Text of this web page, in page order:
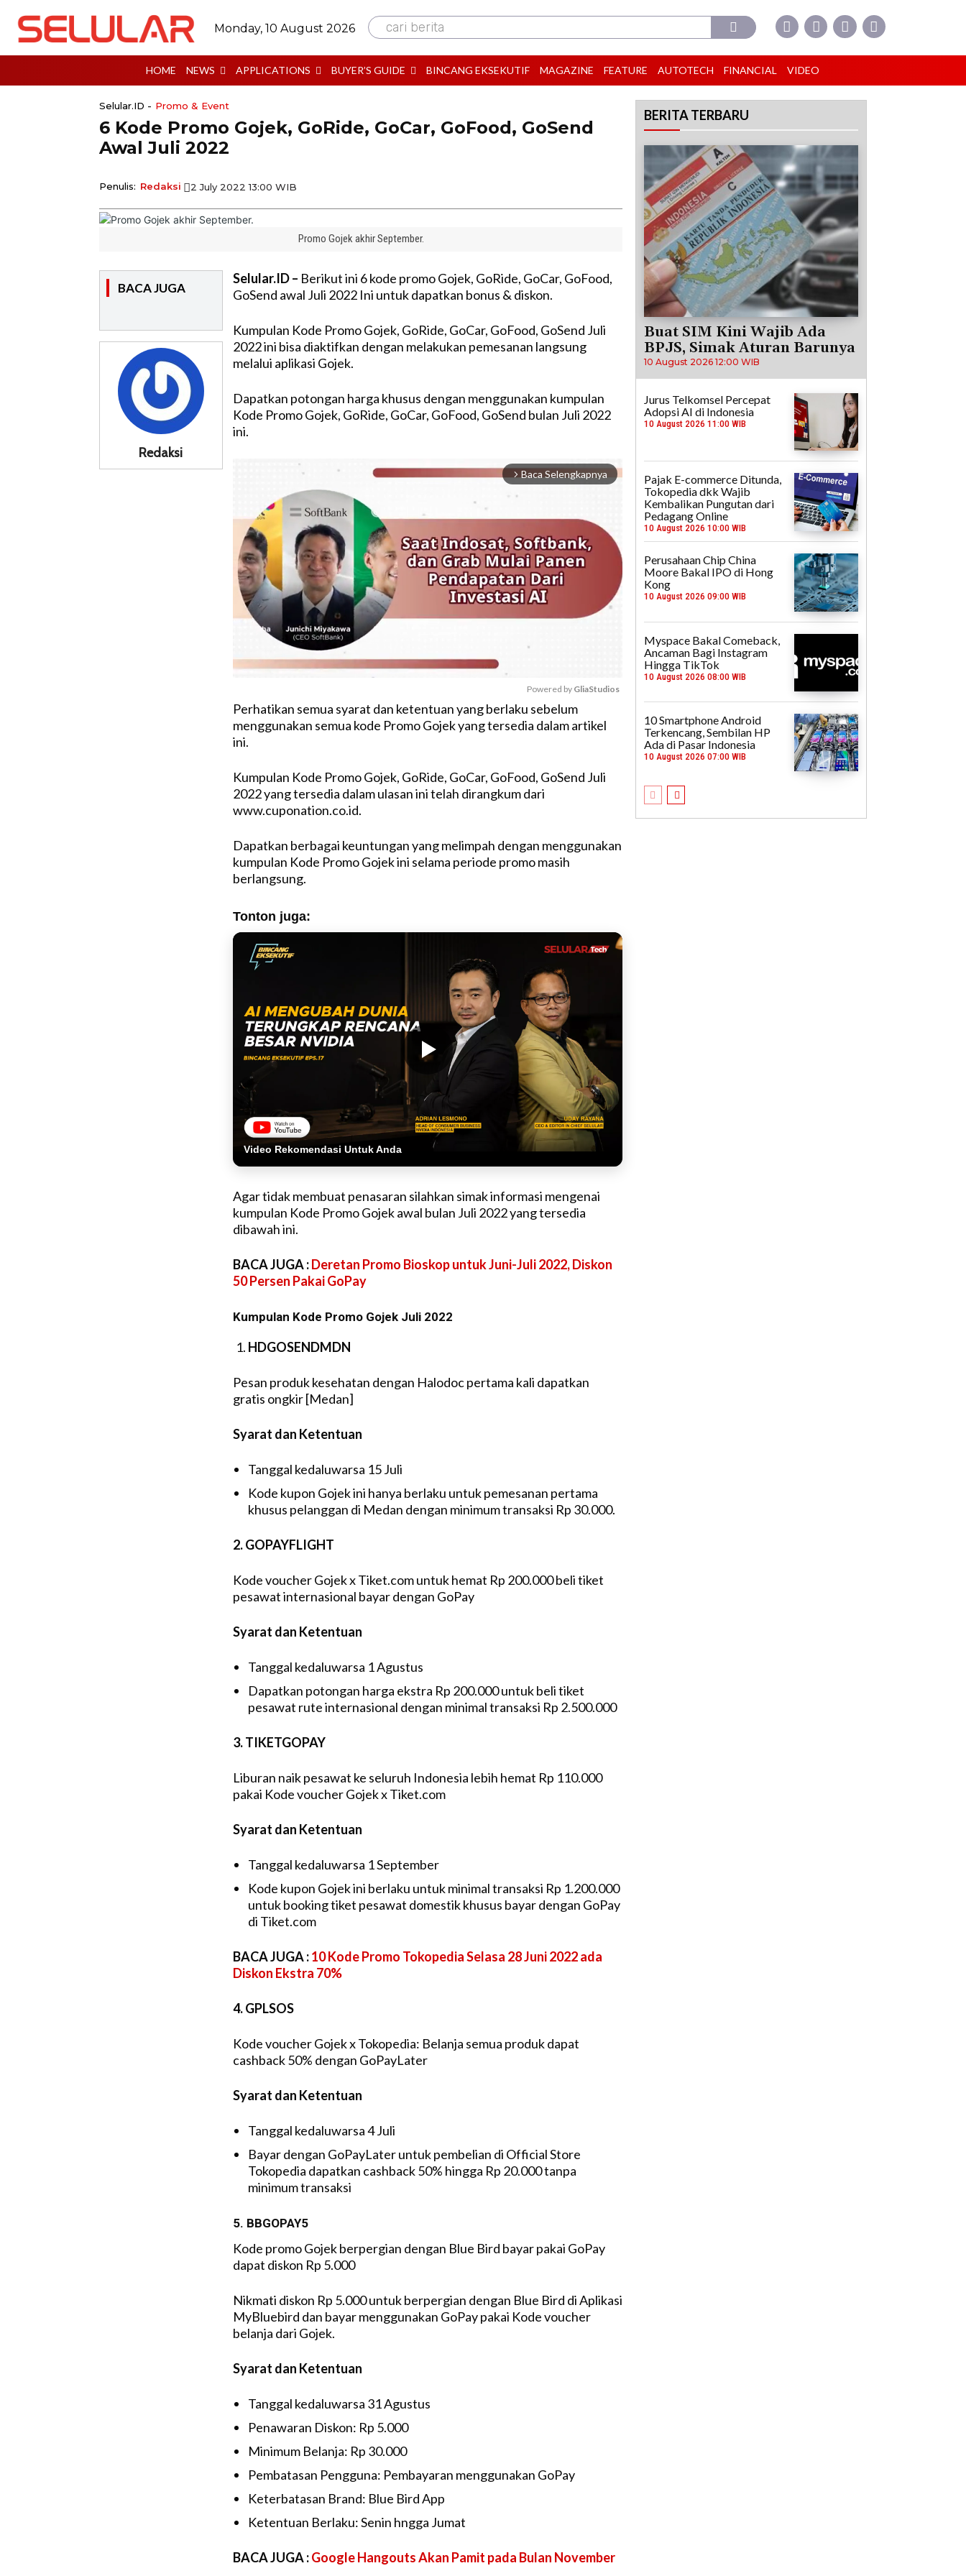
Monday, 10 August 2026 cari berita
HOME NEWS APPLICATIONS BUYER’S GUIDE BINCANG EKSEKUTIF MAGAZINE FEATURE AUTOTECH FINANCIAL VIDEO
Selular.ID - Promo & Event
6 Kode Promo Gojek, GoRide, GoCar, GoFood, GoSend
Awal Juli 2022
Penulis: Redaksi 2 July 2022 13:00 WIB
Promo Gojek akhir September.
BACA JUGA
Redaksi
Selular.ID – Berikut ini 6 kode promo Gojek, GoRide, GoCar, GoFood,
GoSend awal Juli 2022 Ini untuk dapatkan bonus & diskon.
Kumpulan Kode Promo Gojek, GoRide, GoCar, GoFood, GoSend Juli
2022 ini bisa diaktifkan dengan melakukan pemesanan langsung
melalui aplikasi Gojek.
Dapatkan potongan harga khusus dengan menggunakan kumpulan
Kode Promo Gojek, GoRide, GoCar, GoFood, GoSend bulan Juli 2022
ini.
arrow_forward_ios Baca Selengkapnya
M
Powered by GliaStudios
Perhatikan semua syarat dan ketentuan yang berlaku sebelum
menggunakan semua kode Promo Gojek yang tersedia dalam artikel
ini.
Kumpulan Kode Promo Gojek, GoRide, GoCar, GoFood, GoSend Juli
2022 yang tersedia dalam ulasan ini telah dirangkum dari
www.cuponation.co.id.
Dapatkan berbagai keuntungan yang melimpah dengan menggunakan
kumpulan Kode Promo Gojek ini selama periode promo masih
berlangsung.
Tonton juga:
Video Rekomendasi Untuk Anda
Agar tidak membuat penasaran silahkan simak informasi mengenai
kumpulan Kode Promo Gojek awal bulan Juli 2022 yang tersedia
dibawah ini.
BACA JUGA :Deretan Promo Bioskop untuk Juni-Juli 2022, Diskon
50 Persen Pakai GoPay
Kumpulan Kode Promo Gojek Juli 2022
HDGOSENDMDN
Pesan produk kesehatan dengan Halodoc pertama kali dapatkan
gratis ongkir [Medan]
Syarat dan Ketentuan
Tanggal kedaluwarsa 15 Juli
Kode kupon Gojek ini hanya berlaku untuk pemesanan pertama
khusus pelanggan di Medan dengan minimum transaksi Rp 30.000.
2. GOPAYFLIGHT
Kode voucher Gojek x Tiket.com untuk hemat Rp 200.000 beli tiket
pesawat internasional bayar dengan GoPay
Syarat dan Ketentuan
Tanggal kedaluwarsa 1 Agustus
Dapatkan potongan harga ekstra Rp 200.000 untuk beli tiket
pesawat rute internasional dengan minimal transaksi Rp 2.500.000
3. TIKETGOPAY
Liburan naik pesawat ke seluruh Indonesia lebih hemat Rp 110.000
pakai Kode voucher Gojek x Tiket.com
Syarat dan Ketentuan
Tanggal kedaluwarsa 1 September
Kode kupon Gojek ini berlaku untuk minimal transaksi Rp 1.200.000
untuk booking tiket pesawat domestik khusus bayar dengan GoPay
di Tiket.com
BACA JUGA :10 Kode Promo Tokopedia Selasa 28 Juni 2022 ada
Diskon Ekstra 70%
4. GPLSOS
Kode voucher Gojek x Tokopedia: Belanja semua produk dapat
cashback 50% dengan GoPayLater
Syarat dan Ketentuan
Tanggal kedaluwarsa 4 Juli
Bayar dengan GoPayLater untuk pembelian di Official Store
Tokopedia dapatkan cashback 50% hingga Rp 20.000 tanpa
minimum transaksi
5. BBGOPAY5
Kode promo Gojek berpergian dengan Blue Bird bayar pakai GoPay
dapat diskon Rp 5.000
Nikmati diskon Rp 5.000 untuk berpergian dengan Blue Bird di Aplikasi
MyBluebird dan bayar menggunakan GoPay pakai Kode voucher
belanja dari Gojek.
Syarat dan Ketentuan
Tanggal kedaluwarsa 31 Agustus
Penawaran Diskon: Rp 5.000
Minimum Belanja: Rp 30.000
Pembatasan Pengguna: Pembayaran menggunakan GoPay
Keterbatasan Brand: Blue Bird App
Ketentuan Berlaku: Senin hngga Jumat
BACA JUGA :Google Hangouts Akan Pamit pada Bulan November
BERITA TERBARU
Buat SIM Kini Wajib Ada
BPJS, Simak Aturan Barunya
10 August 2026 12:00 WIB
Jurus Telkomsel Percepat
Adopsi AI di Indonesia
10 August 2026 11:00 WIB
Pajak E-commerce Ditunda,
Tokopedia dkk Wajib
Kembalikan Pungutan dari
Pedagang Online
10 August 2026 10:00 WIB
Perusahaan Chip China
Moore Bakal IPO di Hong
Kong
10 August 2026 09:00 WIB
Myspace Bakal Comeback,
Ancaman Bagi Instagram
Hingga TikTok
10 August 2026 08:00 WIB
10 Smartphone Android
Terkencang, Sembilan HP
Ada di Pasar Indonesia
10 August 2026 07:00 WIB